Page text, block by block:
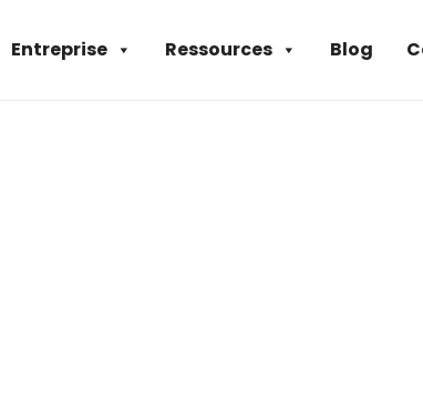
Blog
Ressources
Entreprise